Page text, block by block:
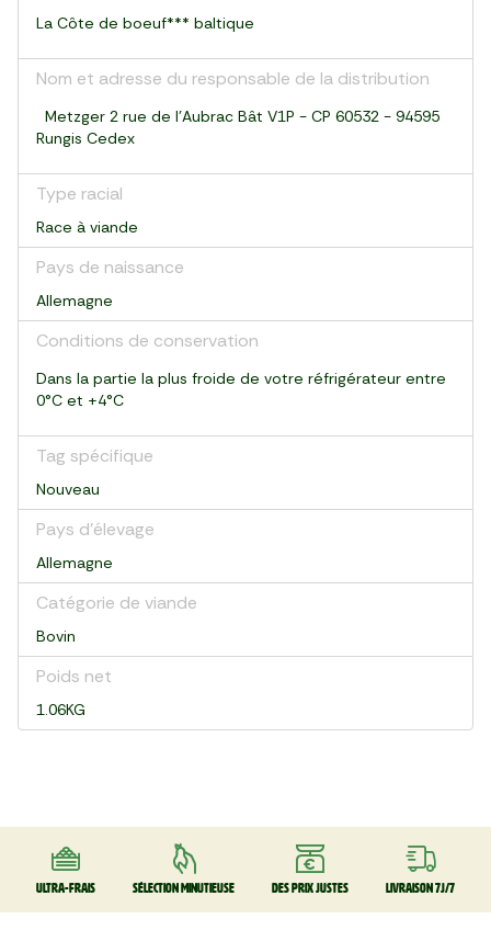
La Côte de boeuf*** baltique
Nom et adresse du responsable de la distribution
Metzger 2 rue de l'Aubrac Bât V1P - CP 60532 - 94595
Rungis Cedex
Type racial
Race à viande
Pays de naissance
Allemagne
Conditions de conservation
Dans la partie la plus froide de votre réfrigérateur entre
0°C et +4°C
Tag spécifique
Nouveau
Pays d’élevage
Allemagne
Catégorie de viande
Bovin
Poids net
1.06KG
Ultra-frais Sélection minutieuse Des prix justes Livraison 7J/7